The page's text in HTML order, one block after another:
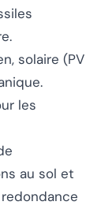
solaire (PV
les
au sol et